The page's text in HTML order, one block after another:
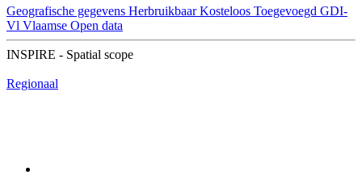
Geografische gegevens Herbruikbaar Kosteloos Toegevoegd GDI-
Vl Vlaamse Open data
INSPIRE - Spatial scope
Regionaal